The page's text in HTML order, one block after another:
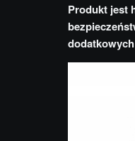
Produkt jest